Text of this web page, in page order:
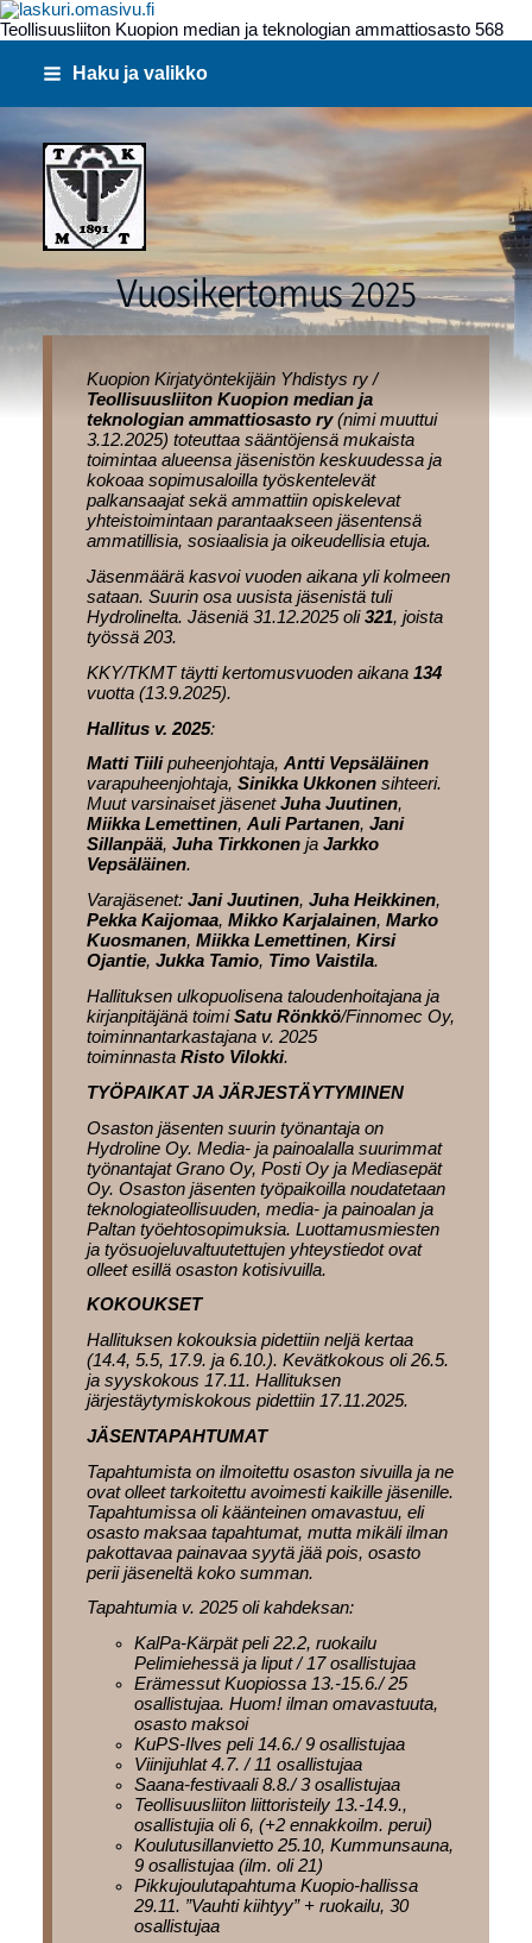
Teollisuusliiton Kuopion median ja teknologian ammattiosasto 568
sivun
Haku ja valikko
568
Vuosikertomus 2025
Kuopion Kirjatyöntekijäin Yhdistys ry /
Teollisuusliiton Kuopion median ja
teknologian ammattiosasto ry(nimi muuttui
3.12.2025) toteuttaa sääntöjensä mukaista
toimintaa alueensa jäsenistön keskuudessa ja
kokoaa sopimusaloilla työskentelevät
palkansaajat sekä ammattiin opiskelevat
yhteistoimintaan parantaakseen jäsentensä
ammatillisia, sosiaalisia ja oikeudellisia etuja.
Jäsenmäärä kasvoi vuoden aikana yli kolmeen
sataan. Suurin osa uusista jäsenistä tuli
Hydrolinelta. Jäseniä 31.12.2025 oli321, joista
työssä 203.
KKY/TKMT täytti kertomusvuoden aikana 134
vuotta (13.9.2025).
Hallitus v. 2025:
Matti Tiilipuheenjohtaja, Antti Vepsäläinen
varapuheenjohtaja, Sinikka Ukkonensihteeri.
Muut varsinaiset jäsenetJuha Juutinen,
Miikka Lemettinen, Auli Partanen, Jani
Sillanpää, Juha Tirkkonenja Jarkko
Vepsäläinen.
Varajäsenet: Jani Juutinen, Juha Heikkinen,
Pekka Kaijomaa, Mikko Karjalainen, Marko
Kuosmanen, Miikka Lemettinen, Kirsi
Ojantie, Jukka Tamio, Timo Vaistila.
Hallituksen ulkopuolisena taloudenhoitajana ja
kirjanpitäjänä toimiSatu Rönkkö/Finnomec Oy,
toiminnantarkastajana v. 2025
toiminnasta Risto Vilokki.
TYÖPAIKAT JA JÄRJESTÄYTYMINEN
Osaston jäsenten suurin työnantaja on
Hydroline Oy. Media- ja painoalalla suurimmat
työnantajat Grano Oy, Posti Oy ja Mediasepät
Oy. Osaston jäsenten työpaikoilla noudatetaan
teknologiateollisuuden, media- ja painoalan ja
Paltan työehtosopimuksia. Luottamusmiesten
ja työsuojeluvaltuutettujen yhteystiedot ovat
olleet esillä osaston kotisivuilla.
KOKOUKSET
Hallituksen kokouksia pidettiin neljä kertaa
(14.4, 5.5, 17.9. ja 6.10.). Kevätkokous oli 26.5.
ja syyskokous 17.11. Hallituksen
järjestäytymiskokous pidettiin 17.11.2025.
JÄSENTAPAHTUMAT
Tapahtumista on ilmoitettu osaston sivuilla ja ne
ovat olleet tarkoitettu avoimesti kaikille jäsenille.
Tapahtumissa oli käänteinen omavastuu, eli
osasto maksaa tapahtumat, mutta mikäli ilman
pakottavaa painavaa syytä jää pois, osasto
perii jäseneltä koko summan.
Tapahtumia v. 2025 oli kahdeksan:
KalPa-Kärpät peli 22.2, ruokailu
Pelimiehessä ja liput / 17 osallistujaa
Erämessut Kuopiossa 13.-15.6./ 25
osallistujaa. Huom! ilman omavastuuta,
osasto maksoi
KuPS-Ilves peli 14.6./ 9 osallistujaa
Viinijuhlat 4.7. / 11 osallistujaa
Saana-festivaali 8.8./ 3 osallistujaa
Teollisuusliiton liittoristeily 13.-14.9.,
osallistujia oli 6, (+2 ennakkoilm. perui)
Koulutusillanvietto 25.10, Kummunsauna,
9 osallistujaa (ilm. oli 21)
Pikkujoulutapahtuma Kuopio-hallissa
29.11. ”Vauhti kiihtyy” + ruokailu, 30
osallistujaa